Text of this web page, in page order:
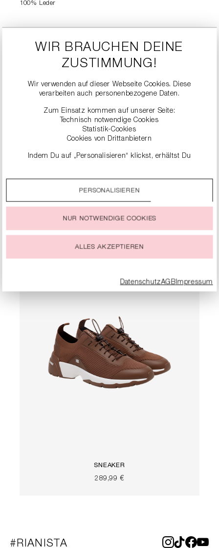
100% Leder
Nicht waschen dNicht bleichen
Trocknen im Tumbler
l Nicht bügeln
Keine chemische
Reinigung möglich
ÄHNLICHE
SNEAKER
289,99 €
#RIANISTA
WIR BRAUCHEN DEINE
ZUSTIMMUNG!
Wir verwenden auf dieser Webseite Cookies. Diese
verarbeiten auch personenbezogene Daten.
Zum Einsatz kommen auf unserer Seite:
Technisch notwendige Cookies
Statistik-Cookies
Cookies von Drittanbietern
Indem Du auf „Personalisieren“ klickst, erhältst Du
Durch einen Klick auf das Auswahlfeld „Alle akzeptieren“
stimmst Du der Verwendung aller Cookies zu, die unter
jeder Zeit ändern oder widerrufen.
PERSONALISIEREN
NUR NOTWENDIGE COOKIES
ALLES AKZEPTIEREN
DatenschutzAGBImpressum